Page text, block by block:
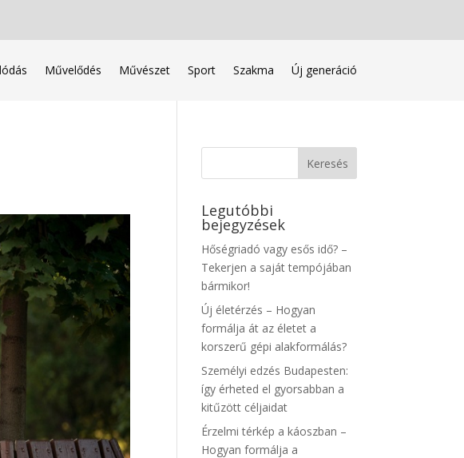
Művelődés Művészet Sport Szakma Új generáció
Legutóbbi
bejegyzések
Hőségriadó vagy esős idő? –
Tekerjen a saját tempójában
bármikor!
Új életérzés – Hogyan
formálja át az életet a
korszerű gépi alakformálás?
Személyi edzés Budapesten:
így érheted el gyorsabban a
kitűzött céljaidat
Érzelmi térkép a káoszban –
Hogyan formálja a